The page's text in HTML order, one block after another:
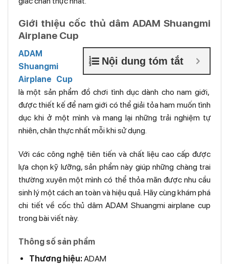
Giới thiệu cốc thủ dâm ADAM Shuangmi
Airplane Cup
Nội dung tóm tắt
ADAM
Shuangmi
Airplane Cup
là một sản phẩm đồ chơi tình dục dành cho nam giới,
được thiết kế để nam giới có thể giải tỏa ham muốn tình
dục khi ở một mình và mang lại những trải nghiệm tự
nhiên, chân thực nhất mỗi khi sử dụng.
Với các công nghệ tiên tiến và chất liệu cao cấp được
lựa chọn kỹ lưỡng, sản phẩm này giúp những chàng trai
thường xuyên một mình có thể thỏa mãn được nhu cầu
sinh lý một cách an toàn và hiệu quả. Hãy cùng khám phá
chi tiết về cốc thủ dâm ADAM Shuangmi airplane cup
trong bài viết này.
Thông số sản phẩm
Thương hiệu:ADAM